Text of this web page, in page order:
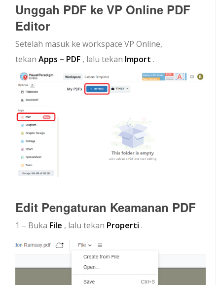
Unggah PDF ke VP Online PDF
Editor
Setelah masuk ke workspace VP Online,
tekanApps – PDF , lalu tekan Import .
Edit Pengaturan Keamanan PDF
1 – Buka File , lalu tekan Properti .